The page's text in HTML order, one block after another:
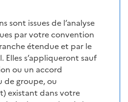
sont issues de l’analyse
par votre convention
étendue et par le
Elles s’appliqueront sauf
ou un accord
de groupe, ou
existant dans votre